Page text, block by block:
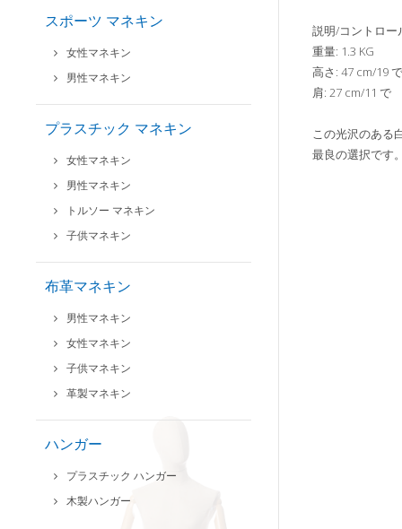
スポーツ マネキン
女性マネキン
男性マネキン
プラスチック マネキン
女性マネキン
男性マネキン
トルソー マネキン
子供マネキン
布革マネキン
男性マネキン
女性マネキン
子供マネキン
革製マネキン
ハンガー
プラスチック ハンガー
木製ハンガー
説明/コントロー
重量: 1.3 KG
高さ: 47 cm/19
肩: 27 cm/11 で
この光沢のある
最良の選択です